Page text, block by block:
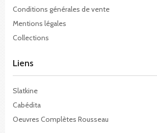
Conditions générales de vente
Mentions légales
Collections
Liens
Slatkine
Cabédita
Oeuvres Complètes Rousseau